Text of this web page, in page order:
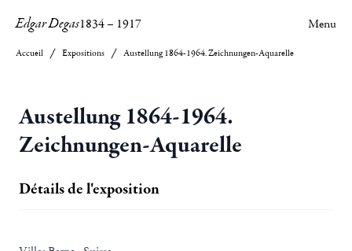
Edgar Degas1834– 1917 Menu
Accueil Expositions Austellung 1864-1964. Zeichnungen-Aquarelle
Austellung 1864-1964.
Zeichnungen-Aquarelle
Détails de l'exposition